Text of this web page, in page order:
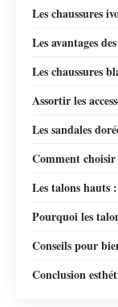
Les chaussures
Les avantages
Les chaussures
Assortir les
Les sandales
Comment choisir
Les talons hauts
Pourquoi les
Conseils pour
Conclusion